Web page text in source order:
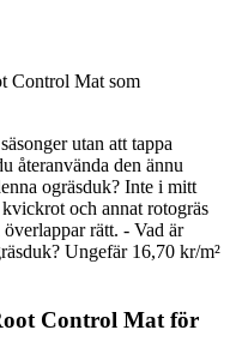
Control Mat som
utan att tappa
återanvända den ännu
ogräsduk? Inte i mitt
och annat rotogräs
rätt. - Vad är
Ungefär 16,70 kr/m²
Control Mat för